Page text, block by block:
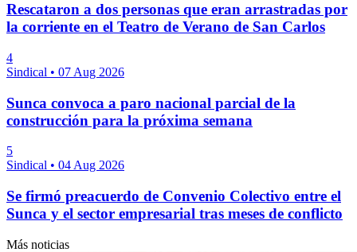
Rescataron a dos personas que eran arrastradas por
la corriente en el Teatro de Verano de San Carlos
4
Sindical • 07 Aug 2026
Sunca convoca a paro nacional parcial de la
construcción para la próxima semana
5
Sindical • 04 Aug 2026
Se firmó preacuerdo de Convenio Colectivo entre el
Sunca y el sector empresarial tras meses de conflicto
Más noticias